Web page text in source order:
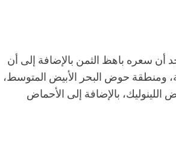
أن سعره باهظ الثمن بالإضافة إلى أن
ومنطقة حوض البحر الأبيض المتوسط،
بالإضافة إلى الأحماض